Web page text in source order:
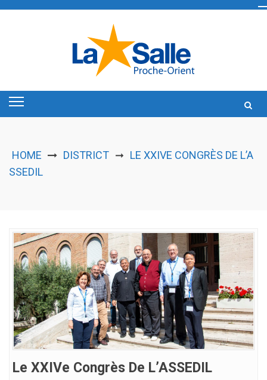
HOME DISTRICT ➞ LE XXIVE CONGRÈS DE L’A
SSEDIL
Le XXIVe Congrès De L’ASSEDIL